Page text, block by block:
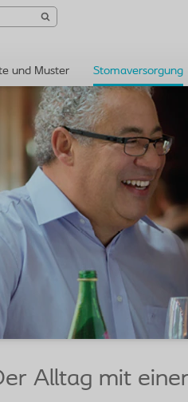
und Muster Stomaversorgung
Alltag mit